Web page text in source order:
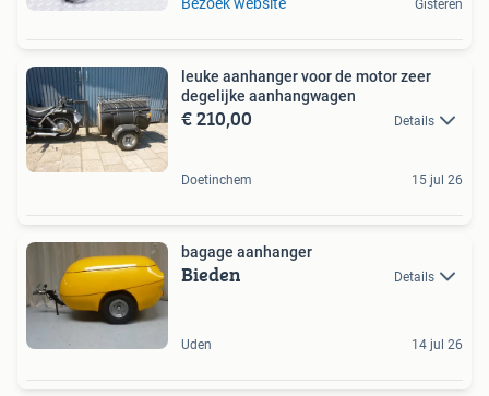
Gisteren
leuke aanhanger voor de motor zeer
degelijke aanhangwagen
€ 210,00 Details
Doetinchem 15 jul 26
bagage aanhanger
Bieden Details
Uden 14 jul 26